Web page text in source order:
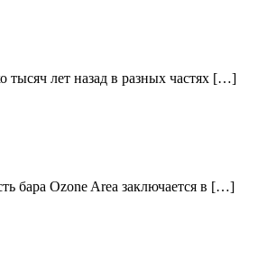
тысяч лет назад в разных частях […]
бара Ozone Area заключается в […]